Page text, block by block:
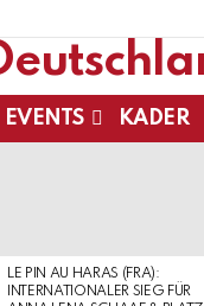
EVENTS KADER
LE PIN AU HARAS (FRA):
INTERNATIONALER SIEG FÜR